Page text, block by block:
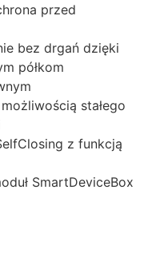
przed
bez drgań dzięki
półkom
stałego
z funkcją
SmartDeviceBox